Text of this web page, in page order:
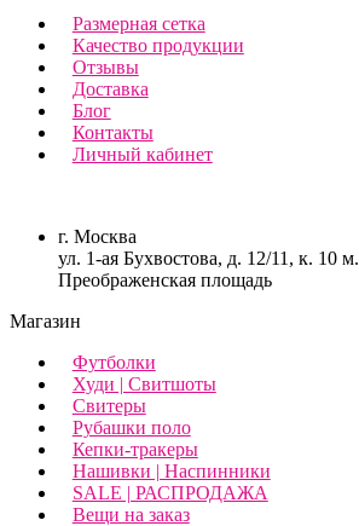
Размерная сетка
Качество продукции
Отзывы
Доставка
Блог
Контакты
Личный кабинет
г. Москва
ул. 1-ая Бухвостова, д. 12/11, к. 10 м.
Преображенская площадь
Магазин
Футболки
Худи | Свитшоты
Свитеры
Рубашки поло
Кепки-тракеры
Нашивки | Наспинники
SALE | РАСПРОДАЖА
Вещи на заказ